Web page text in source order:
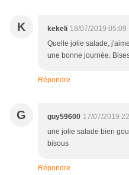
K kekeli 18/07/2019 05:09
Quelle jolie salade,
une bonne journée.
Répondre
G guy59600 17/07/2019
une jolie salade bien
bisous
Répondre